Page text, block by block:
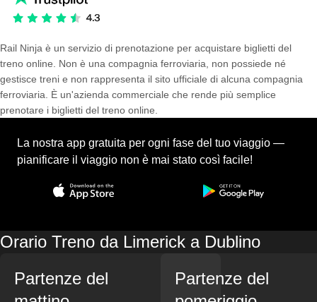
Rail Ninja è un servizio di prenotazione per acquistare biglietti del
treno online. Non è una compagnia ferroviaria, non possiede né
gestisce treni e non rappresenta il sito ufficiale di alcuna compagnia
ferroviaria. È un'azienda commerciale che rende più semplice
prenotare i biglietti del treno online.
La nostra app gratuita per ogni fase del tuo viaggio —
pianificare il viaggio non è mai stato così facile!
Orario Treno da Limerick a Dublino
Partenze del
Partenze del